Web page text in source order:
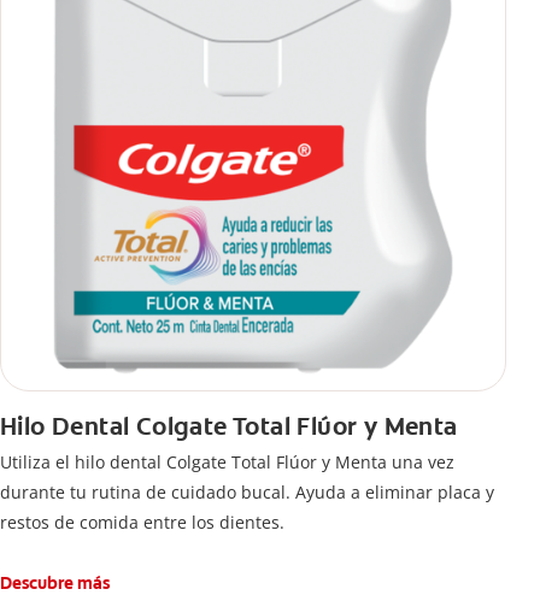
Hilo Dental Colgate Total Flúor y Menta
Utiliza el hilo dental Colgate Total Flúor y Menta una vez
durante tu rutina de cuidado bucal. Ayuda a eliminar placa y
restos de comida entre los dientes.
Descubre más